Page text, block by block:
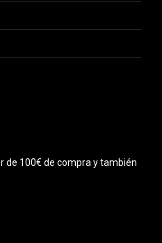
de 100€ de compra y también